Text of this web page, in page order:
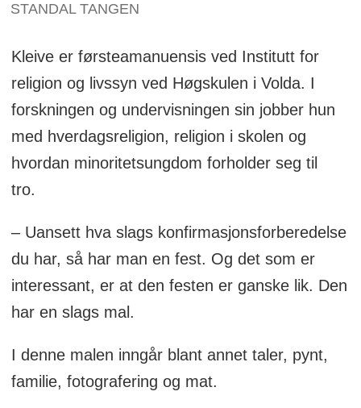
STANDAL TANGEN
Kleive er førsteamanuensis ved Institutt for
religion og livssyn ved Høgskulen i Volda. I
forskningen og undervisningen sin jobber hun
med hverdagsreligion, religion i skolen og
hvordan minoritetsungdom forholder seg til
tro.
– Uansett hva slags konfirmasjonsforberedelse
du har, så har man en fest. Og det som er
interessant, er at den festen er ganske lik. Den
har en slags mal.
I denne malen inngår blant annet taler, pynt,
familie, fotografering og mat.